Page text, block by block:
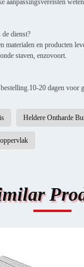
aanpassingsvereisten
dienst?
materialen en producten
staven, enzovoort.
20 dagen voor
Heldere Ontharde